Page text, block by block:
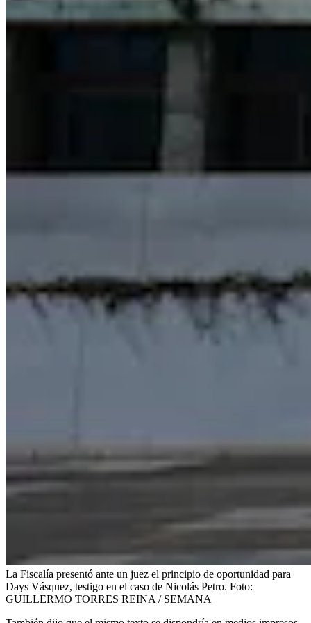
La Fiscalía presentó ante un juez el principio de oportunidad para
Days Vásquez, testigo en el caso de Nicolás Petro. Foto:
GUILLERMO TORRES REINA / SEMANA